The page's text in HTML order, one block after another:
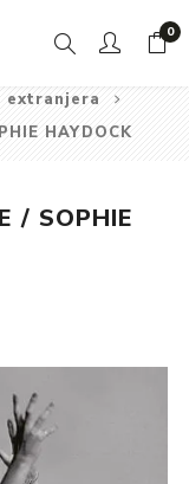
0
extranjera
HAYDOCK
/ SOPHIE